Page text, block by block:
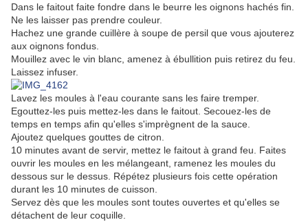
Dans le faitout faite fondre dans le beurre les oignons hachés fin.
Ne les laisser pas prendre couleur.
Hachez une grande cuillère à soupe de persil que vous ajouterez
aux oignons fondus.
Mouillez avec le vin blanc, amenez à ébullition puis retirez du feu.
Laissez infuser.
Lavez les moules à l'eau courante sans les faire tremper.
Egouttez-les puis mettez-les dans le faitout. Secouez-les de
temps en temps afin qu'elles s'imprègnent de la sauce.
Ajoutez quelques gouttes de citron.
10 minutes avant de servir, mettez le faitout à grand feu. Faites
ouvrir les moules en les mélangeant, ramenez les moules du
dessous sur le dessus. Répétez plusieurs fois cette opération
durant les 10 minutes de cuisson.
Servez dès que les moules sont toutes ouvertes et qu'elles se
détachent de leur coquille.